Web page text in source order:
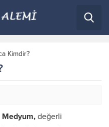
Kimdir?
Medyum, değerli